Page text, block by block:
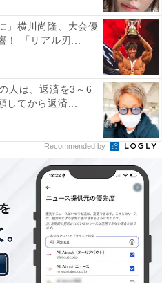
」横川尚隆、大会優
！ 「リアル刃...
人は、返済を3～6
してから返済...
Recommended by